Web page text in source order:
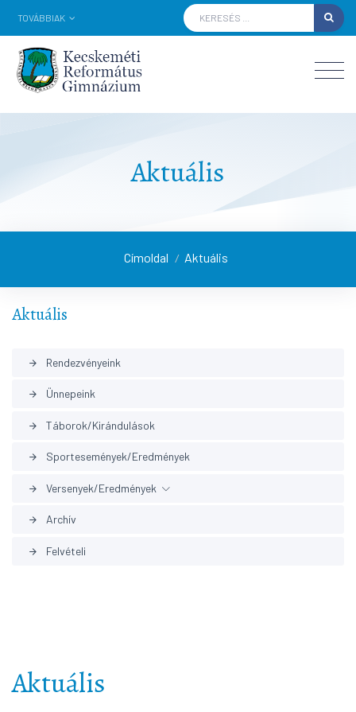
TOVÁBBIAK
Aktuális
Címoldal / Aktuális
Aktuális
arrow_forward Rendezvényeink
arrow_forward Ünnepeink
arrow_forward Táborok/Kirándulások
arrow_forward Sportesemények/Eredmények
arrow_forward Versenyek/Eredmények
Korábbi eredmények
arrow_forward Archív
arrow_forward Felvételi
Aktuális